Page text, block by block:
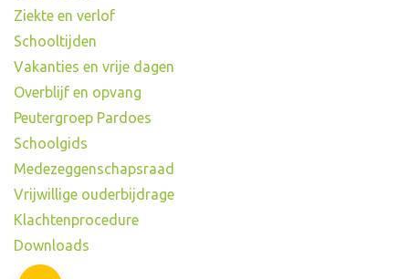
Ziekte en verlof
Schooltijden
Vakanties en vrije dagen
Overblijf en opvang
Peutergroep Pardoes
Schoolgids
Medezeggenschapsraad
Vrijwillige ouderbijdrage
Klachtenprocedure
Downloads